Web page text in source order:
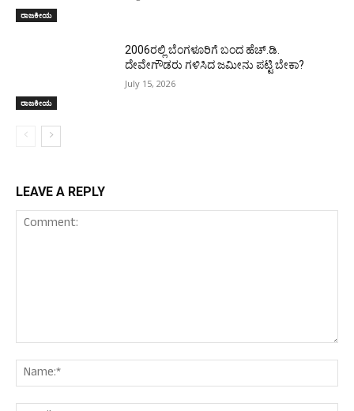
ರಾಜಕೀಯ
ರಾಜಕೀಯ
2006ರಲ್ಲಿ ಬೆಂಗಳೂರಿಗೆ ಬಂದ ಹೆಚ್.ಡಿ.
ದೇವೇಗೌಡರು ಗಳಿಸಿದ ಜಮೀನು ಪಟ್ಟಿ ಬೇಕಾ?
July 15, 2026
LEAVE A REPLY